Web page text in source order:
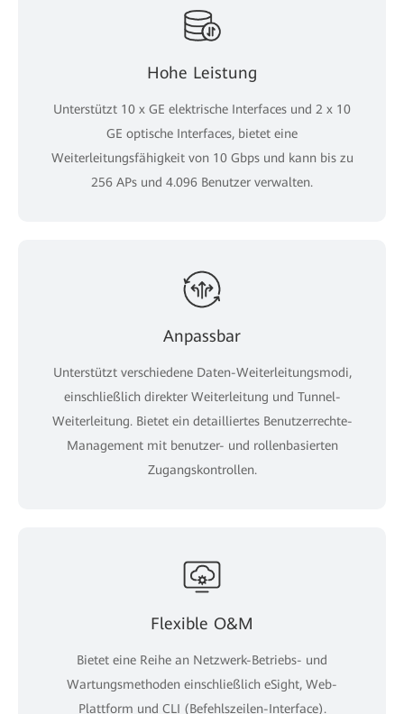
Hohe Leistung
Unterstützt 10 x GE elektrische Interfaces und 2 x 10
GE optische Interfaces, bietet eine
Weiterleitungsfähigkeit von 10 Gbps und kann bis zu
256 APs und 4.096 Benutzer verwalten.
Anpassbar
Unterstützt verschiedene Daten-Weiterleitungsmodi,
einschließlich direkter Weiterleitung und Tunnel-
Weiterleitung. Bietet ein detailliertes Benutzerrechte-
Management mit benutzer- und rollenbasierten
Zugangskontrollen.
Flexible O&M
Bietet eine Reihe an Netzwerk-Betriebs- und
Wartungsmethoden einschließlich eSight, Web-
Plattform und CLI (Befehlszeilen-Interface).